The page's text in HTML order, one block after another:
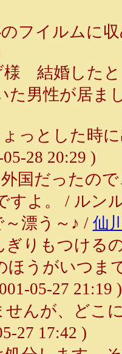
フイルムに収
結婚したと
た男性が居ま
っとした時に
28 20:29 )
国だったので
すよ。 / ルン
漂う～♪ / 仙
ぎりもつける
ほうがいつま
05-27 21:19 )
せんが、どこ
27 17:42 )